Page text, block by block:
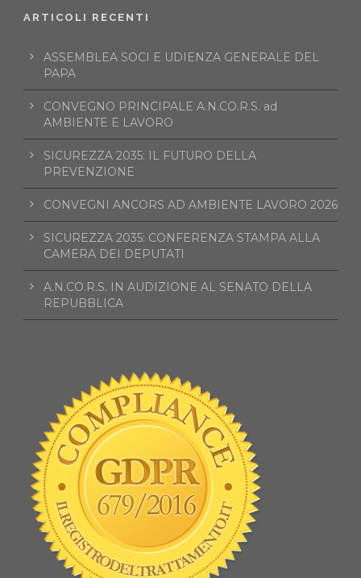
ARTICOLI RECENTI
ASSEMBLEA SOCI E UDIENZA GENERALE DEL
PAPA
CONVEGNO PRINCIPALE A.N.CO.R.S. ad
AMBIENTE E LAVORO
SICUREZZA 2035: IL FUTURO DELLA
PREVENZIONE
CONVEGNI ANCORS AD AMBIENTE LAVORO 2026
SICUREZZA 2035: CONFERENZA STAMPA ALLA
CAMERA DEI DEPUTATI
A.N.CO.R.S. IN AUDIZIONE AL SENATO DELLA
REPUBBLICA